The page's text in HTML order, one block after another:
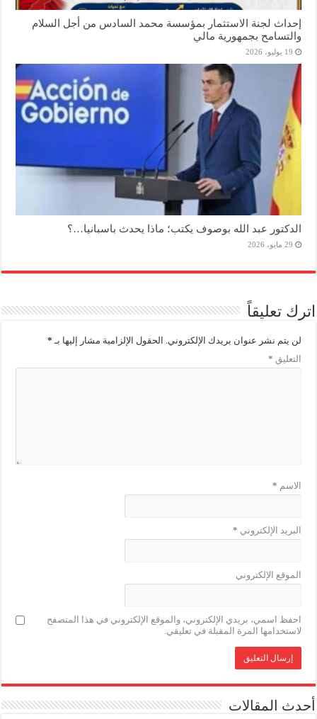
إحداث لجنة الاستثمار بمؤسسة محمد السادس من أجل السلام
والتسامح بجمهورية مالي
19 يوليو، 2026
الدكتور عبد الله بوصوف يكتب؛ ماذا يحدث باسبانيا…؟
29 مايو، 2026
اترك تعليقاً
لن يتم نشر عنوان بريدك الإلكتروني. الحقول الإلزامية مشار إليها بـ *
التعليق *
الاسم *
البريد الإلكتروني *
الموقع الإلكتروني
احفظ اسمي، بريدي الإلكتروني، والموقع الإلكتروني في هذا المتصفح
لاستخدامها المرة المقبلة في تعليقي.
أحدث المقالات